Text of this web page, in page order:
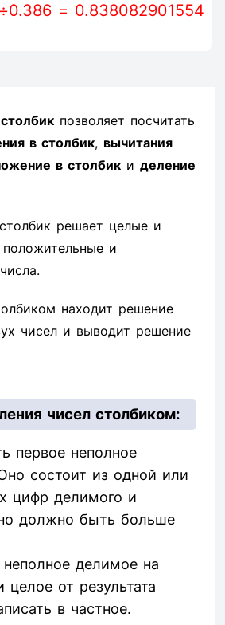
= 0.838082901554
позволяет посчитать
в столбик, вычитания
в столбик и деление
решает целые и
и
находит решение
чисел и выводит решение
чисел столбиком:
первое неполное
состоит из одной или
цифр делимого и
должно быть больше
неполное делимое на
целое от результата
в частное.